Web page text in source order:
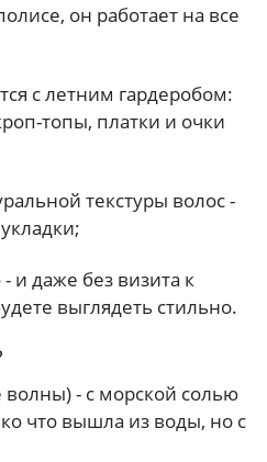
он работает на все
с летним гардеробом:
топы, платки и очки
текстуры волос -
- и даже без визита к
выглядеть стильно.
волны) - с морской солью
что вышла из воды, но с